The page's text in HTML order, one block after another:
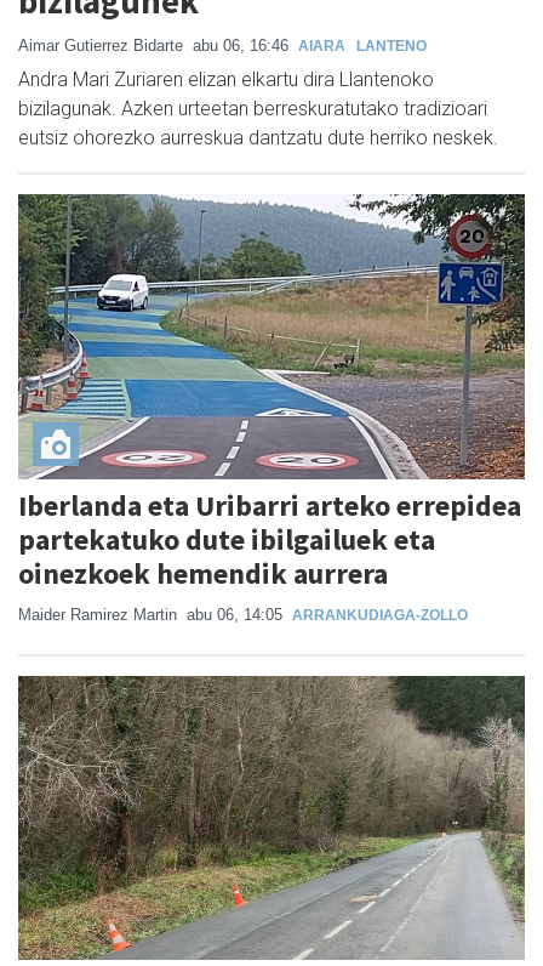
Aimar Gutierrez Bidarte abu 06, 16:46 AIARA LANTENO
Andra Mari Zuriaren elizan elkartu dira Llantenoko
bizilagunak. Azken urteetan berreskuratutako tradizioari
eutsiz ohorezko aurreskua dantzatu dute herriko neskek.
Iberlanda eta Uribarri arteko errepidea
partekatuko dute ibilgailuek eta
oinezkoek hemendik aurrera
Maider Ramirez Martin abu 06, 14:05 ARRANKUDIAGA-ZOLLO